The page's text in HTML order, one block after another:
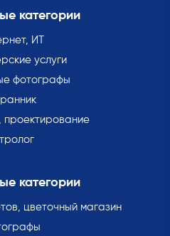
категории
ИТ
услуги
фотографы
проектирование
категории
цветочный магазин